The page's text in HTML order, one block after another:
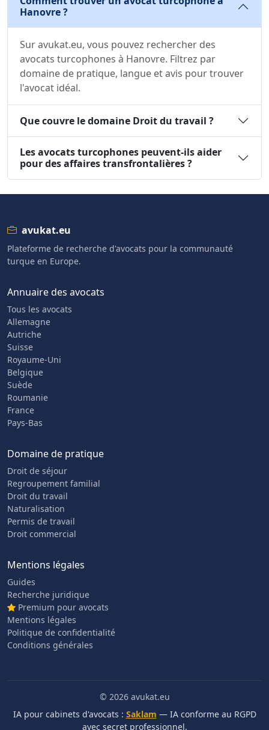
Hanovre ?
Sur avukat.eu, vous pouvez rechercher des
avocats turcophones à Hanovre. Filtrez par
domaine de pratique, langue et avis pour trouver
l'avocat idéal.
Que couvre le domaine Droit du travail ?
Les avocats turcophones peuvent-ils aider
pour des affaires transfrontalières ?
avukat.eu
Plateforme de recherche d'avocats pour la communauté
turque en Europe.
Annuaire des avocats
Tous les avocats
Allemagne
Autriche
Suisse
Royaume-Uni
Belgique
Suède
Roumanie
France
Pays-Bas
Domaine de pratique
Droit de séjour
Regroupement familial
Droit du travail
Naturalisation
Permis de travail
Droit commercial
Mentions légales
Guides
Recherche juridique
Premium pour avocats
Mentions légales
Politique de confidentialité
Conditions générales
© 2026 avukat.eu
IA pour cabinets d'avocats : Saklam — IA conforme au RGPD
avec secret professionnel.